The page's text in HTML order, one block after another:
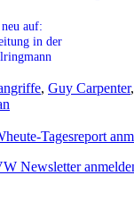
auf:
in der
, Guy Carpenter,